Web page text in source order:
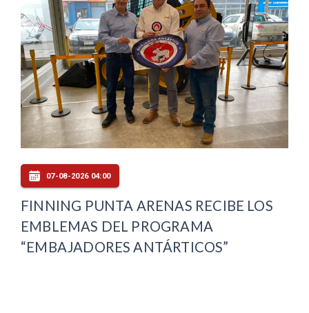
07-08-2026 04:00
FINNING PUNTA ARENAS RECIBE LOS
EMBLEMAS DEL PROGRAMA
“EMBAJADORES ANTÁRTICOS”